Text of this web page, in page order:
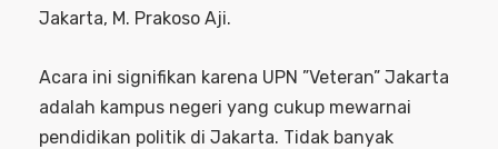
Jakarta, M. Prakoso Aji.
Acara ini signifikan karena UPN ”Veteran” Jakarta
adalah kampus negeri yang cukup mewarnai
pendidikan politik di Jakarta. Tidak banyak